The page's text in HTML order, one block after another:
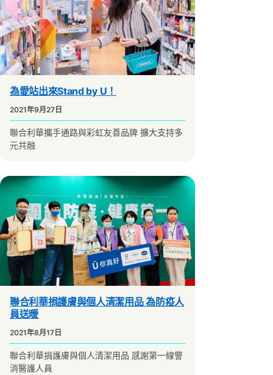
為愛站出來Stand by U！
2021年9月27日
聯合利華攜手通路與彩虹友善品牌 擴大支持多
元共融
聯合利華捐護膚與個人清潔用品 為防疫人
員送暖
2021年8月17日
聯合利華捐護膚與個人清潔用品 感謝第一線警
消醫護人員